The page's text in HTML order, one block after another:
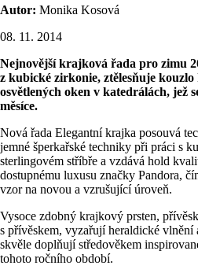
Autor: Monika Kosová
08. 11. 2014
Nejnovější krajková řada pro zimu
z kubické zirkonie, ztělesňuje
osvětlených oken v katedrálách, jež
měsíce.
Nová řada Elegantní krajka posouvá
jemné šperkařské techniky při práci s
sterlingovém stříbře a vzdává hold
dostupnému luxusu značky Pandora,
vzor na novou a vzrušující úroveň.
Vysoce zdobný krajkový prsten,
s přívěskem, vyzařují heraldické vlnění
skvěle doplňují středověkem
tohoto ročního období.